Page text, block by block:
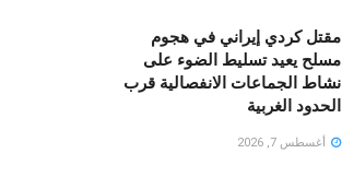
مقتل كردي إيراني في هجوم
مسلح يعيد تسليط الضوء على
نشاط الجماعات الانفصالية قرب
الحدود الغربية
أغسطس 7, 2026